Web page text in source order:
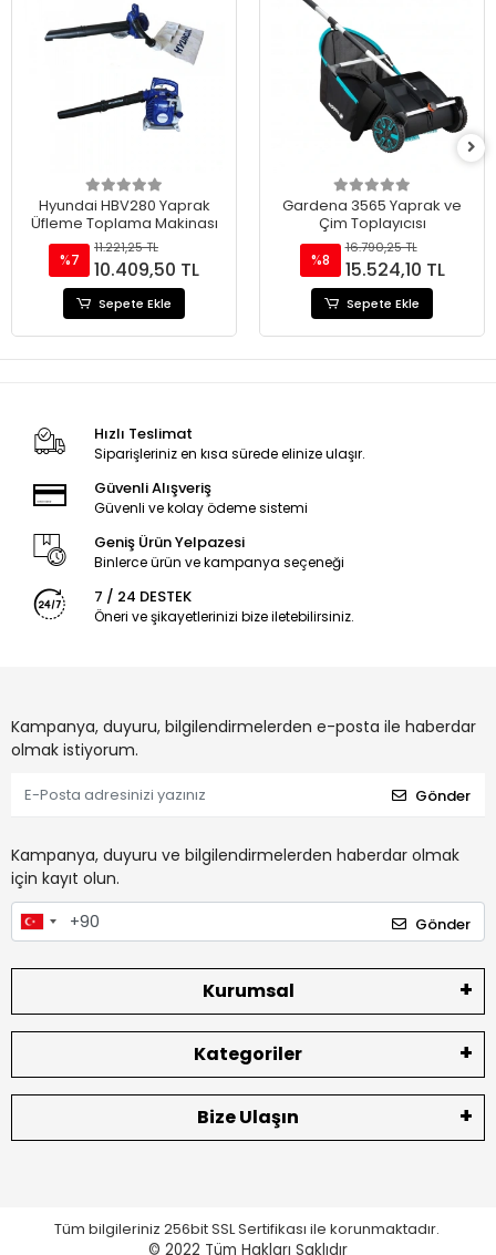
Hyundai HBV280 Yaprak
Üfleme Toplama Makinası
%7
11.221,25 TL
10.409,50 TL
Sepete Ekle
Gardena 3565 Yaprak ve
Çim Toplayıcısı
%8
16.790,25 TL
15.524,10 TL
Sepete Ekle
Hızlı Teslimat
Siparişleriniz en kısa sürede elinize ulaşır.
Güvenli Alışveriş
Güvenli ve kolay ödeme sistemi
Geniş Ürün Yelpazesi
Binlerce ürün ve kampanya seçeneği
7 / 24 DESTEK
Öneri ve şikayetlerinizi bize iletebilirsiniz.
Kampanya, duyuru, bilgilendirmelerden e-posta ile haberdar
olmak istiyorum.
Gönder
Kampanya, duyuru ve bilgilendirmelerden haberdar olmak
için kayıt olun.
Gönder
Kurumsal
Kategoriler
Bize Ulaşın
Tüm bilgileriniz 256bit SSL Sertifikası ile korunmaktadır.
© 2022 Tüm Hakları Saklıdır